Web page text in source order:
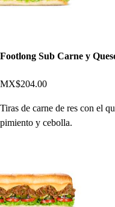
Footlong Sub Carne y
MX$204.00
Tiras de carne de res con el
pimiento y cebolla.